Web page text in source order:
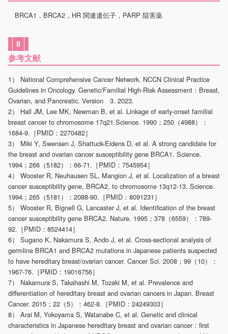
BRCA1，BRCA2，HR 関連遺伝子，PARP 阻害薬
8
参考文献
1） National Comprehensive Cancer Network. NCCN Clinical Practice
Guidelines in Oncology. Genetic/Familial High-Risk Assessment：Breast,
Ovarian, and Pancreatic. Version 3. 2023.
2） Hall JM, Lee MK, Newman B, et al. Linkage of early-onset familial
breast cancer to chromosome 17q21.Science. 1990；250（4988）：
1684-9.［PMID：2270482］
3） Miki Y, Swensen J, Shattuck-Eidens D, et al. A strong candidate for
the breast and ovarian cancer susceptibility gene BRCA1. Science.
1994；266（5182）：66-71.［PMID：7545954］
4） Wooster R, Neuhausen SL, Mangion J, et al. Localization of a breast
cancer susceptibility gene, BRCA2, to chromosome 13q12-13. Science.
1994；265（5181）：2088-90.［PMID：8091231］
5） Wooster R, Bignell G, Lancaster J, et al. Identification of the breast
cancer susceptibility gene BRCA2. Nature. 1995；378（6559）：789-
92.［PMID：8524414］
6） Sugano K, Nakamura S, Ando J, et al. Cross-sectional analysis of
germline BRCA1 and BRCA2 mutations in Japanese patients suspected
to have hereditary breast/ovarian cancer. Cancer Sci. 2008；99（10）：
1967-76.［PMID：19016756］
7） Nakamura S, Takahashi M, Tozaki M, et al. Prevalence and
differentiation of hereditary breast and ovarian cancers in Japan. Breast
Cancer. 2015；22（5）：462-8.［PMID：24249303］
8） Arai M, Yokoyama S, Watanabe C, et al. Genetic and clinical
characteristics in Japanese hereditary breast and ovarian cancer：first